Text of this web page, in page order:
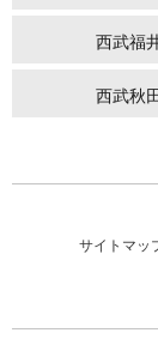
西武福
西武秋
サイトマッ